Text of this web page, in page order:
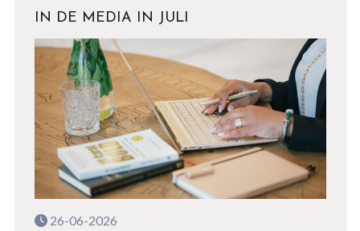
IN DE MEDIA IN JULI
26-06-2026